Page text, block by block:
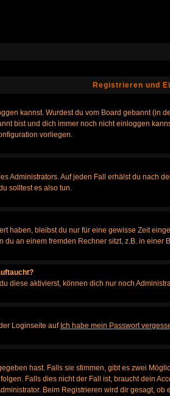
Registrieren und
kannst. Wurdest du vom Board gebannt
bist und dich immer noch nicht einloggen
vorliegen.
Administrators. Auf jeden Fall erhälst du nach
solltest es also tun.
haben, bleibst du nur für eine gewisse Zeit
an einem fremden Rechner sitzt, z.B. in einer
diese aktivierst, können dich nur noch
Loginseite auf Ich habe mein Passwort
hast. Falls sie stimmen, gibt es zwei
Falls dies nicht der Fall ist, braucht dein
Beim Registrieren wird dir gesagt,